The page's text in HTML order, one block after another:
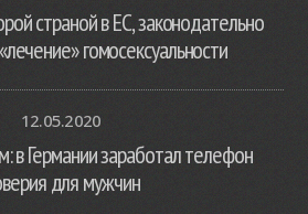
страной в ЕС, законодательно
гомосексуальности
12.05.2020
в Германии заработал телефон
для мужчин